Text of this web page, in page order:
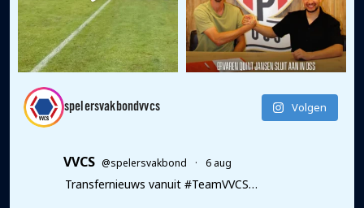
spelersvakbondvvcs Volgen
VVCS @spelersvakbond · 6 aug
Transfernieuws vanuit #TeamVVCS…